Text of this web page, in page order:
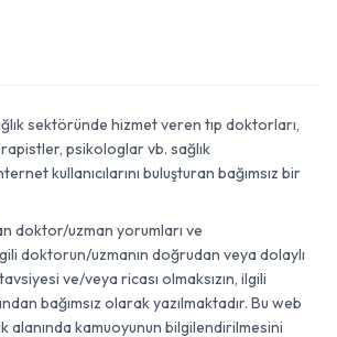
sektöründe hizmet veren tıp doktorları,
psikologlar vb. sağlık
kullanıcılarını buluşturan bağımsız bir
doktor/uzman yorumları ve
doktorun/uzmanın doğrudan veya dolaylı
ve/veya ricası olmaksızın, ilgili
bağımsız olarak yazılmaktadır. Bu web
alanında kamuoyunun bilgilendirilmesini